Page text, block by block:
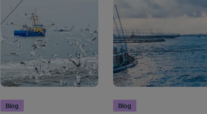
Blog Blog